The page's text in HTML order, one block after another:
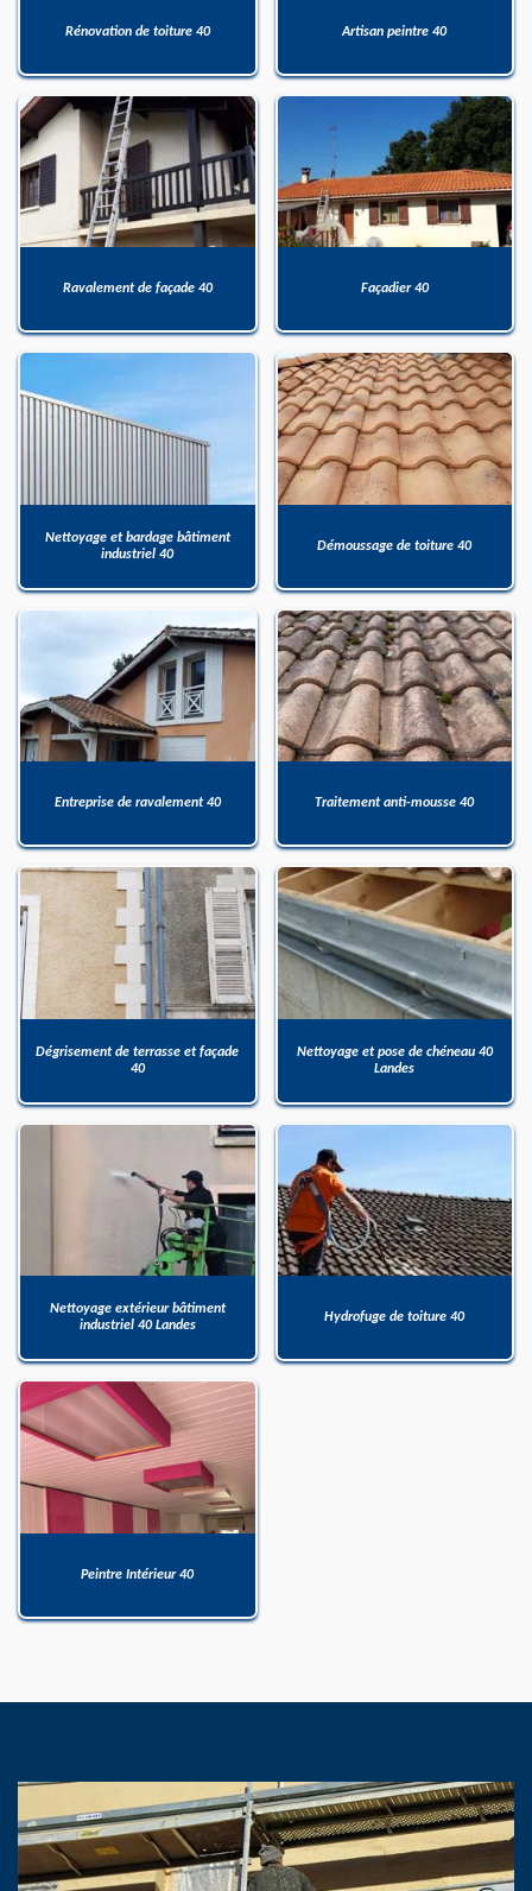
Rénovation de toiture 40 Artisan peintre 40
Ravalement de façade 40 Façadier 40
Nettoyage et bardage bâtiment
industriel 40
Démoussage de toiture 40
Entreprise de ravalement 40 Traitement anti-mousse 40
Dégrisement de terrasse et façade
40
Nettoyage et pose de chéneau 40
Landes
Nettoyage extérieur bâtiment
industriel 40 Landes
Hydrofuge de toiture 40
Peintre Intérieur 40